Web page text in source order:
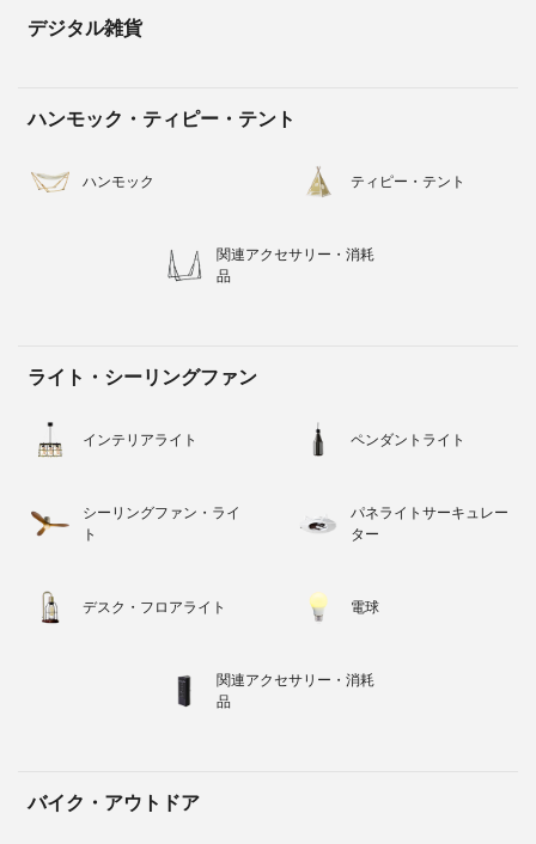
デジタル雑貨
ハンモック・ティピー・テント
ハンモック ティピー・テント
関連アクセサリー・消耗
品
ライト・シーリングファン
インテリアライト ペンダントライト
シーリングファン・ライ
ト
パネライトサーキュレー
ター
デスク・フロアライト 電球
関連アクセサリー・消耗
品
バイク・アウトドア